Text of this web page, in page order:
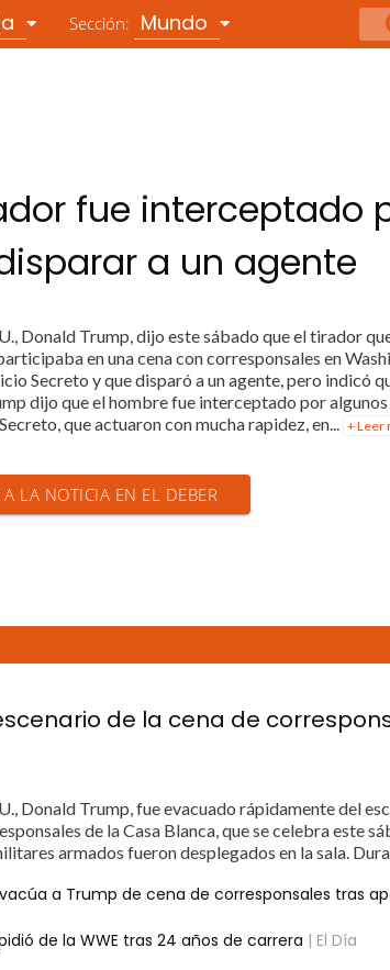
Sección: Mundo
fue interceptado
a un agente
Donald Trump, dijo este sábado que el tirador
en una cena con corresponsales en
Secreto y que disparó a un agente, pero indicó
dijo que el hombre fue interceptado por
que actuaron con mucha rapidez, en... + Leer
A LA NOTICIA EN EL DEBER
de la cena de
Donald Trump, fue evacuado rápidamente del
de la Casa Blanca, que se celebra este
armados fueron desplegados en la sala.
a Trump de cena de corresponsales tras
de la WWE tras 24 años de carrera | El Día